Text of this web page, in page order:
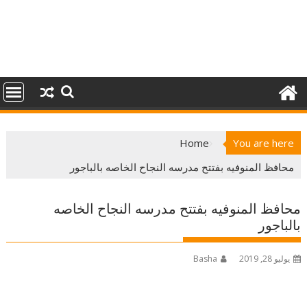
You are here
Home
محافظ المنوفيه بفتتح مدرسه النجاح الخاصه بالباجور
محافظ المنوفيه بفتتح مدرسه النجاح الخاصه
بالباجور
يوليو 28, 2019 Basha